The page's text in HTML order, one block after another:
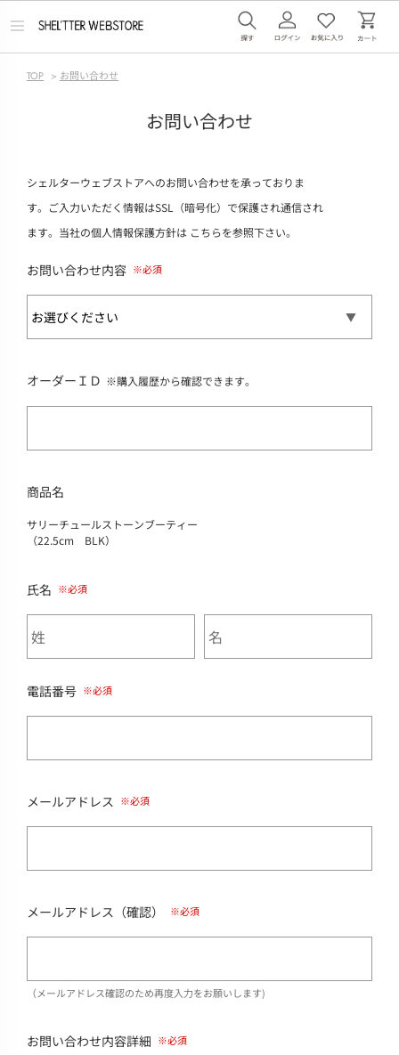
メ
TOP > お問い合わせ
お問い合わせ
シェルターウェブストアへのお問い合わせを承っておりま
す。ご入力いただく情報はSSL（暗号化）で保護され通信され
ます。当社の個人情報保護方針は こちらを参照下さい。
お問い合わせ内容
オーダーＩＤ ※購入履歴から確認できます。
商品名
サリーチュールストーンブーティー
（22.5cm BLK）
氏名
電話番号
メールアドレス
メールアドレス（確認）
（メールアドレス確認のため再度入力をお願いします)
お問い合わせ内容詳細